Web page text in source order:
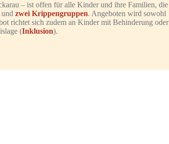
– ist offen für alle Kinder und ihre Familien, die
und zwei Krippengruppen. Angeboten wird sowohl
richtet sich zudem an Kinder mit Behinderung oder
(Inklusion).